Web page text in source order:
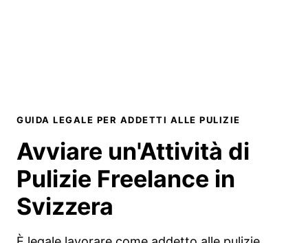
GUIDA LEGALE PER ADDETTI ALLE PULIZIE
Avviare un'Attività di
Pulizie Freelance in
Svizzera